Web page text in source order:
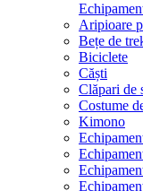
Aripioare
Bețe de
Biciclete
Căști
Clăpari de
Costume
Kimono